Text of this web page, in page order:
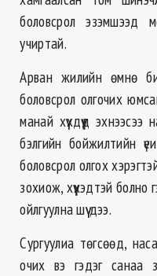
боловсрол эзэмшээд
учиртай.
Арван жилийн өмнө бид
боловсрол олгочих
манай хүүхдүүд
бэлгийн бойжилтийн
боловсрол олгох
зохиож, хүүхэдтэй
ойлгуулна шүү дээ.
Сургуулиа төгсөөд,
очих вэ гэдэг санаа